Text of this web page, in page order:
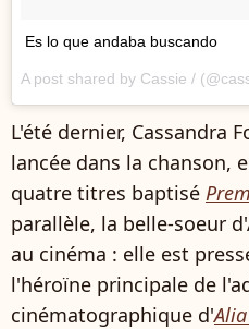
Es lo que andaba buscando
A post shared by Cassie /
L'été dernier, Cassandra
lancée dans la chanson,
quatre titres baptisé
parallèle, la belle-soeur
au cinéma : elle est
l'héroïne principale de
cinématographique d'